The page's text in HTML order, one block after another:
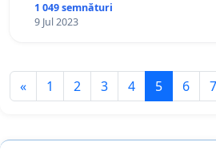
1 049 semnături
9 Jul 2023
« 1 2 3 4 5 6 7